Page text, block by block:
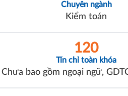
Chuyên ngành
Kiểm toán
120
Tín chỉ toàn khóa
Chưa bao gồm ngoại ngữ,